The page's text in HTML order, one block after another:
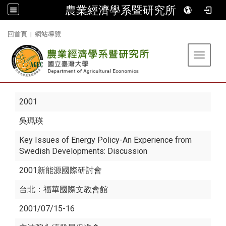
農業經濟學系暨研究所
回首頁 | 網站導覽
Toggle
2001
吳珮瑛
Key Issues of Energy Policy-An Experience from
Swedish Developments: Discussion
2001新能源國際研討會
台北：福華國際文教會館
2001/07/15-16